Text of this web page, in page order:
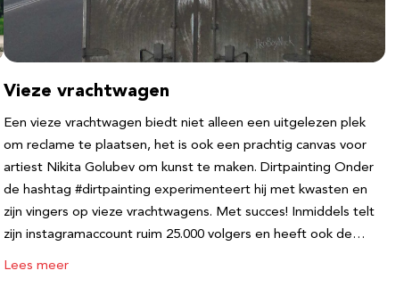
Vieze vrachtwagen
Een vieze vrachtwagen biedt niet alleen een uitgelezen plek
om reclame te plaatsen, het is ook een prachtig canvas voor
artiest Nikita Golubev om kunst te maken. Dirtpainting Onder
de hashtag #dirtpainting experimenteert hij met kwasten en
zijn vingers op vieze vrachtwagens. Met succes! Inmiddels telt
zijn instagramaccount ruim 25.000 volgers en heeft ook de…
Lees meer